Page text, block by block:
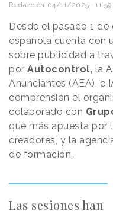
Redacción 04/11/2025 · 11:59
Desde el pasado 1
española cuenta con
sobre publicidad a
por Autocontrol, la
Anunciantes (AEA), e
comprensión el
colaborado con
que más apuesta por
creadores, y la
de formación.
Las sesiones han